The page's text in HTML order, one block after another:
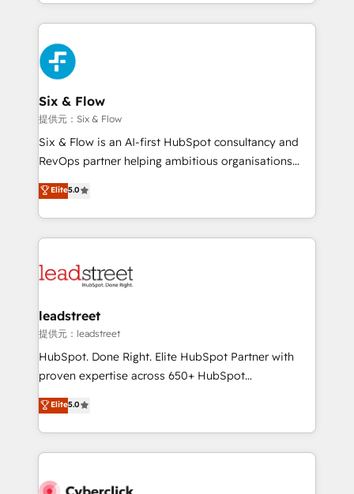
organisations, global organisations and those with
complex use cases 🏆 CRM Implementation,
Platform Enablement, Custom Integration and
Onboarding Accredited 🔐 ISO27001 & ISO9001
Certified
so selling and actually engaging with your customers
feels easy and pain-free. We are a top ranked
HubSpot Elite Partner, winner of Rookie of the Year
and Customer First Awards, 4.9/5 rating in HubSpot
Reviews and 4.9/5 rating in Clutch Reviews. Digifianz
helps the following industries: logistics & 3PL, home
improvement & construction, branding and
commercialization, real estate, health, education,
SaaS, Software Dev & IT and consulting, make the
the United States, EU, UAE, Mexico and Latin
America. From casual user to super fan: make
Six & Flow
提供元：Six & Flow
Six & Flow is an AI-first HubSpot consultancy and
RevOps partner helping ambitious organisations
grow with clarity, confidence, and intelligence.
Operating across the UK, Netherlands, Ireland, and
Canada, we’ve delivered thousands of successful
HubSpot projects for mid-market and enterprise
combine HubSpot, data, and AI to design connected
and technology for predictable, scalable revenue
growth. Our expertise spans RevOps, CRM and data
architecture, AI enablement, and strategic marketing,
delivered through our proprietary FLAIR framework
Partner and ISO 27001:2022 certified consultancy,
we blend strategy, creativity, and technology to help
Elite5.0
leadstreet
提供元：leadstreet
HubSpot. Done Right. Elite HubSpot Partner with
proven expertise across 650+ HubSpot
implementations. With 12+ years of HubSpot
experience, we help you use the HubSpot platform
to its fullest capacity, improve your current HubSpot
website, or build your new one.
Elite5.0